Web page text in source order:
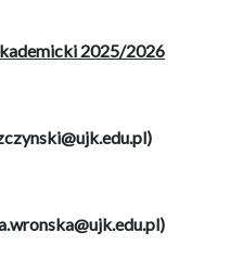
2025/2026